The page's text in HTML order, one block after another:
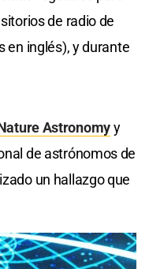
de radio de
en inglés), y durante
Astronomyy
de astrónomos de
un hallazgo que